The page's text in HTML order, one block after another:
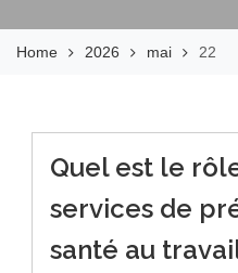
Home 2026 mai 22
Quel est le
services de
santé au